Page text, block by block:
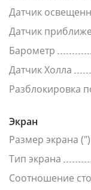
Датчик
Датчик
Барометр
Датчик Холла
Разблокировка
Экран
Размер экрана (")
Тип экрана
Соотношение